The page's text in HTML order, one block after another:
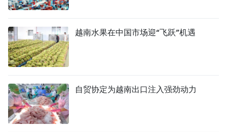
越南水果在中国市场迎“飞跃”机遇
自贸协定为越南出口注入强劲动力